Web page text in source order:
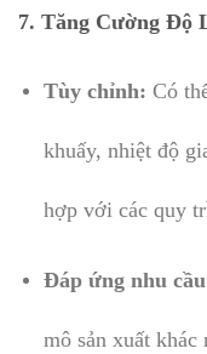
7. Tăng Cường Độ
Tùy chỉnh: Có
khuấy, nhiệt độ
hợp với các quy
Đáp ứng nhu
mô sản xuất